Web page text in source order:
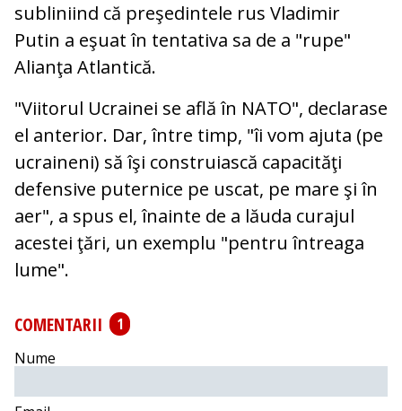
subliniind că preşedintele rus Vladimir
Putin a eşuat în tentativa sa de a "rupe"
Alianţa Atlantică.
"Viitorul Ucrainei se află în NATO", declarase
el anterior. Dar, între timp, "îi vom ajuta (pe
ucraineni) să îşi construiască capacităţi
defensive puternice pe uscat, pe mare şi în
aer", a spus el, înainte de a lăuda curajul
acestei ţări, un exemplu "pentru întreaga
lume".
COMENTARII
1
Nume